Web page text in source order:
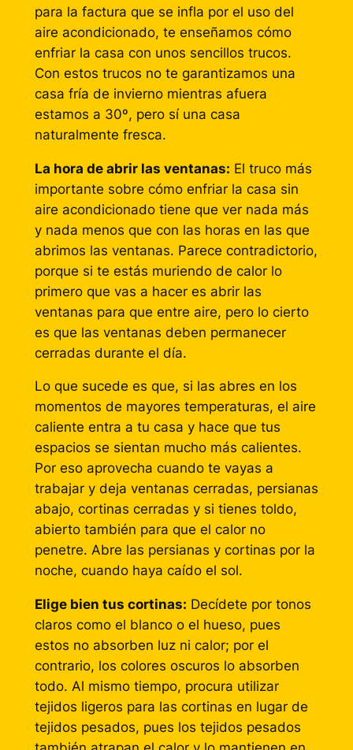
para la factura que se infla por el uso del
aire acondicionado, te enseñamos cómo
enfriar la casa con unos sencillos trucos.
Con estos trucos no te garantizamos una
casa fría de invierno mientras afuera
estamos a 30º, pero sí una casa
naturalmente fresca.
La hora de abrir las ventanas: El truco más
importante sobre cómo enfriar la casa sin
aire acondicionado tiene que ver nada más
y nada menos que con las horas en las que
abrimos las ventanas. Parece contradictorio,
porque si te estás muriendo de calor lo
primero que vas a hacer es abrir las
ventanas para que entre aire, pero lo cierto
es que las ventanas deben permanecer
cerradas durante el día.
Lo que sucede es que, si las abres en los
momentos de mayores temperaturas, el aire
caliente entra a tu casa y hace que tus
espacios se sientan mucho más calientes.
Por eso aprovecha cuando te vayas a
trabajar y deja ventanas cerradas, persianas
abajo, cortinas cerradas y si tienes toldo,
abierto también para que el calor no
penetre. Abre las persianas y cortinas por la
noche, cuando haya caído el sol.
Elige bien tus cortinas: Decídete por tonos
claros como el blanco o el hueso, pues
estos no absorben luz ni calor; por el
contrario, los colores oscuros lo absorben
todo. Al mismo tiempo, procura utilizar
tejidos ligeros para las cortinas en lugar de
tejidos pesados, pues los tejidos pesados